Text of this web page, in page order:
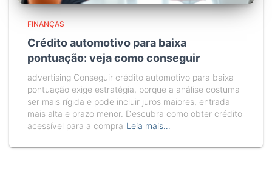
FINANÇAS
Crédito automotivo para baixa
pontuação: veja como conseguir
advertising Conseguir crédito automotivo para baixa
pontuação exige estratégia, porque a análise costuma
ser mais rígida e pode incluir juros maiores, entrada
mais alta e prazo menor. Descubra como obter crédito
acessível para a compra Leia mais…